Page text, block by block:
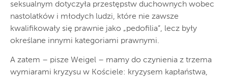
seksualnym dotyczyła przestępstw duchownych wobec
nastolatków i młodych ludzi, które nie zawsze
kwalifikowały się prawnie jako „pedofilia”, lecz były
określane innymi kategoriami prawnymi.
A zatem – pisze Weigel – mamy do czynienia z trzema
wymiarami kryzysu w Kościele: kryzysem kapłaństwa,